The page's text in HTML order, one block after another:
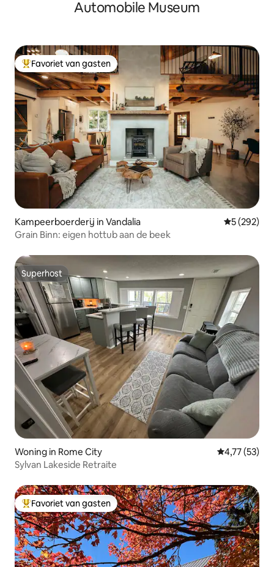
Automobile Museum
Topfavoriet van gasten
Favoriet van gasten
Kampeerboerderij in Vandalia
5 (292)
Grain Binn: eigen hottub aan de beek
Superhost
Superhost
Woning in Rome City Gemiddelde
4,77 (53)
Sylvan Lakeside Retraite
Topfavoriet van gasten
Favoriet van gasten